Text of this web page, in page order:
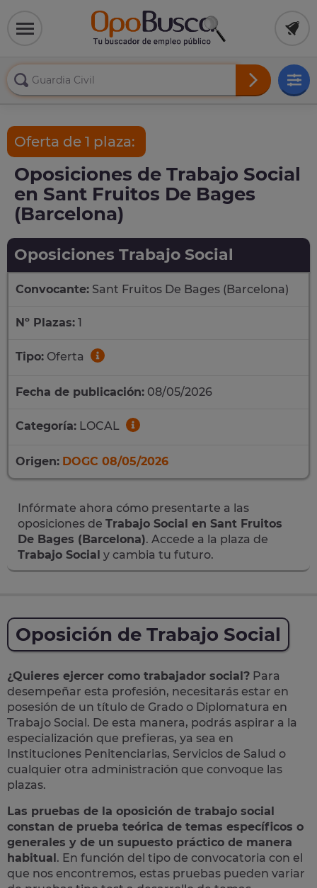
Oferta de 1 plaza:
Oposiciones de Trabajo Social
en Sant Fruitos De Bages
(Barcelona)
Oposiciones Trabajo Social
Convocante: Sant Fruitos De Bages (Barcelona)
Nº Plazas: 1
Tipo: Oferta
Fecha de publicación: 08/05/2026
Categoría: LOCAL
Origen: DOGC 08/05/2026
Infórmate ahora cómo presentarte a las
oposiciones de Trabajo Social en Sant Fruitos
De Bages (Barcelona). Accede a la plaza de
Trabajo Social y cambia tu futuro.
Oposición de Trabajo Social
¿Quieres ejercer como trabajador social? Para
desempeñar esta profesión, necesitarás estar en
posesión de un título de Grado o Diplomatura en
Trabajo Social. De esta manera, podrás aspirar a la
especialización que prefieras, ya sea en
Instituciones Penitenciarias, Servicios de Salud o
cualquier otra administración que convoque las
plazas.
Las pruebas de la oposición de trabajo social
constan de prueba teórica de temas específicos o
generales y de un supuesto práctico de manera
habitual. En función del tipo de convocatoria con el
que nos encontremos, estas pruebas pueden variar